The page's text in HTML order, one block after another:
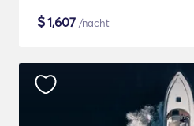
$1,607 /nacht